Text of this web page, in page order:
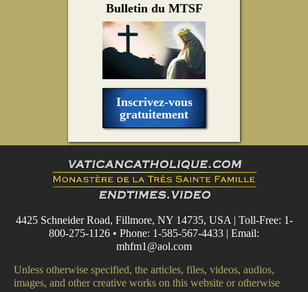
Bulletin du MTSF
Inscrivez-vous
gratuitement
4425 Schneider Road, Fillmore, NY 14735, USA | Toll-Free: 1-
800-275-1126 • Phone: 1-585-567-4433 | Email:
mhfm1@aol.com
Unless otherwise specified, the articles, files, videos, audios,
images, and other creative works on this website or otherwise